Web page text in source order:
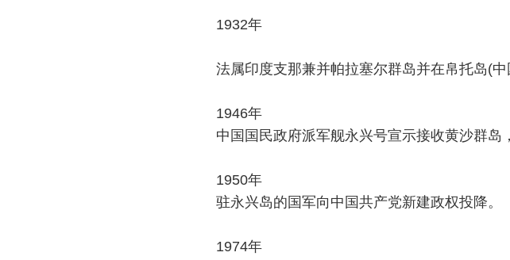
1932年
法属印度支那兼并帕拉塞尔群岛并在帛托岛(中
1946年
中国国民政府派军舰永兴号宣示接收黄沙群岛
1950年
驻永兴岛的国军向中国共产党新建政权投降。
1974年